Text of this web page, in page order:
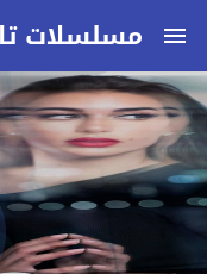
مسلسلات